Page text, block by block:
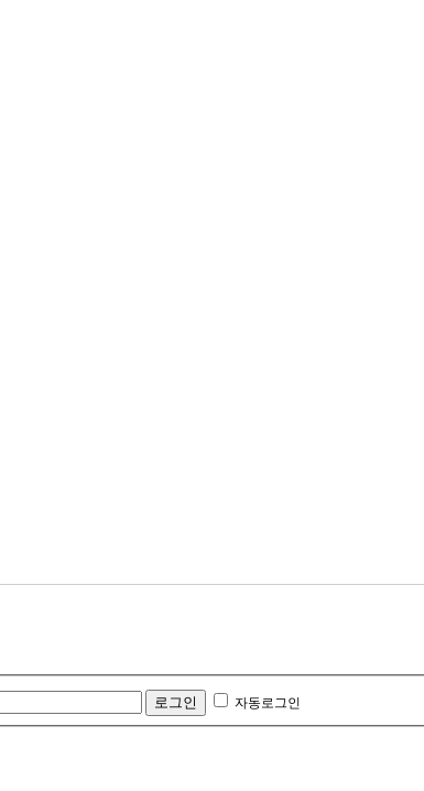
자동로그인